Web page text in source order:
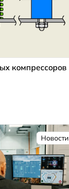
компрессоров
Новости